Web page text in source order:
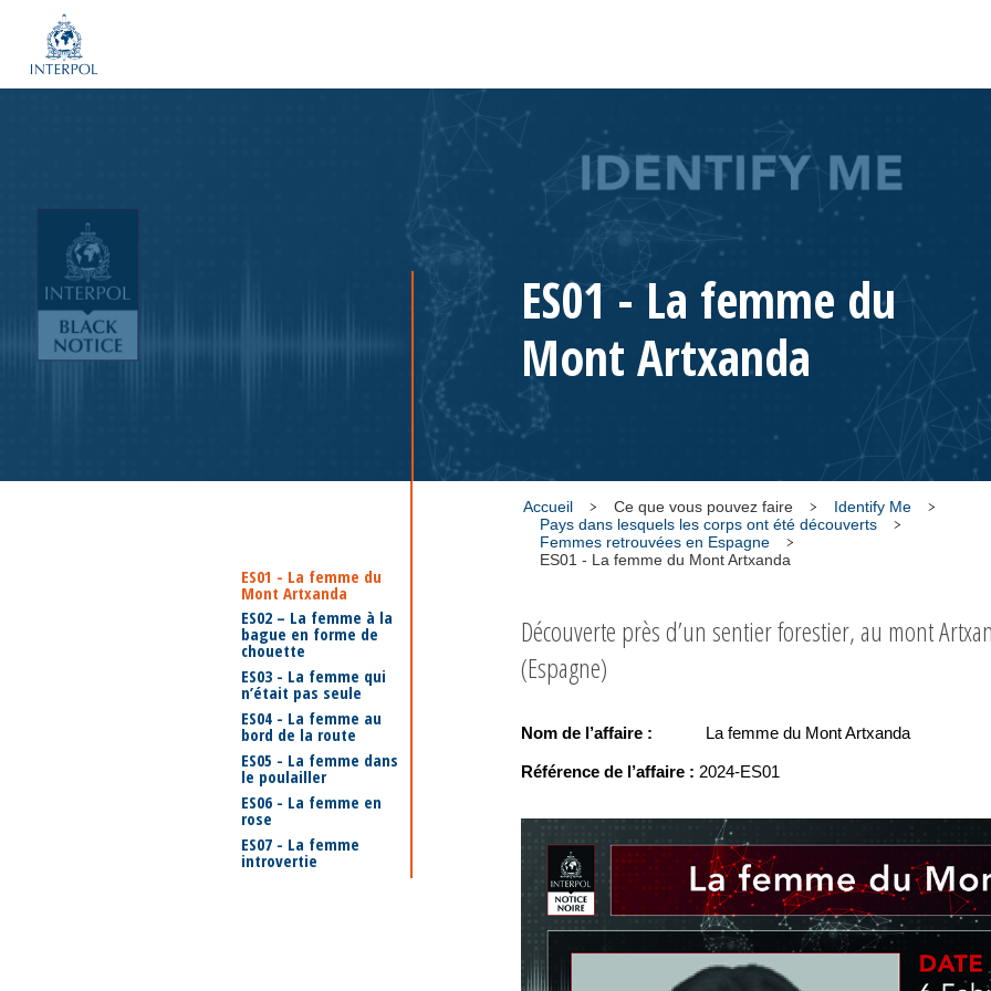
ES01 - La femme du
Mont Artxanda
Accueil Ce que vous pouvez faire
Identify Me
Pays dans lesquels les corps ont été découverts
Femmes retrouvées en Espagne
ES01 - La femme du Mont Artxanda
ES01 - La femme du
Mont Artxanda
ES02 – La femme à la
bague en forme de
chouette
ES03 - La femme qui
n’était pas seule
ES04 - La femme au
bord de la route
ES05 - La femme dans
le poulailler
ES06 - La femme en
rose
ES07 - La femme
introvertie
Découverte près d’un sentier forestier, au mont
(Espagne)
Nom de l’affaire : La femme du Mont Artxanda
Référence de l’affaire : 2024-ES01